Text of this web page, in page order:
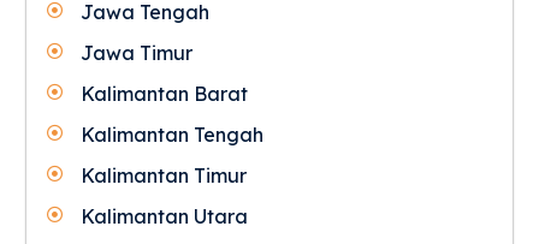
Jawa Tengah
Jawa Timur
Kalimantan Barat
Kalimantan Tengah
Kalimantan Timur
Kalimantan Utara